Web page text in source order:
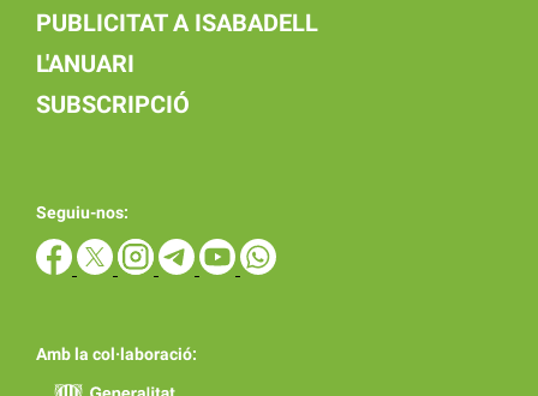
PUBLICITAT A ISABADELL
L'ANUARI
SUBSCRIPCIÓ
Seguiu-nos:
Amb la col·laboració: